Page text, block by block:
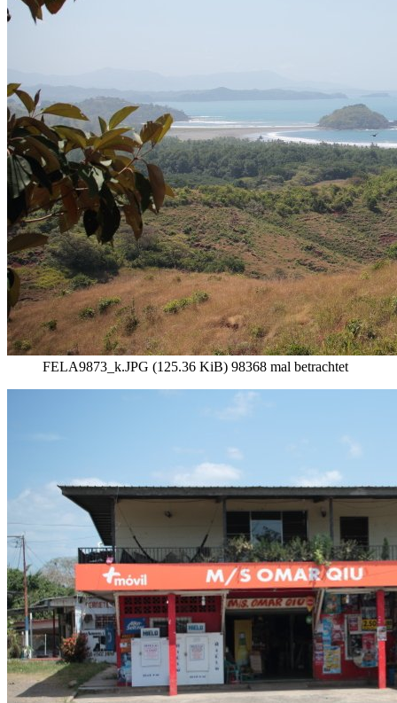
FELA9873_k.JPG (125.36 KiB) 98368 mal betrachtet